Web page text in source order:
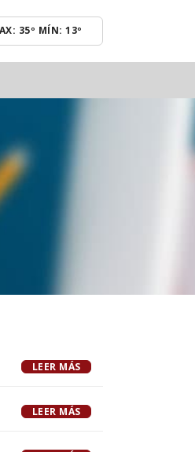
35º MÍN: 13º
LEER MÁS
LEER MÁS